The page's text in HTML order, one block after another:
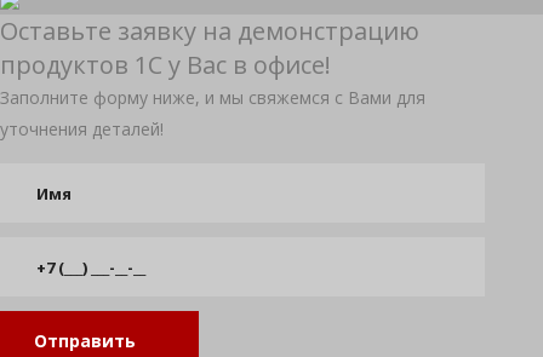
Оставьте заявку на демонстрацию
продуктов 1С у Вас в офисе!
Заполните форму ниже, и мы свяжемся с Вами для
уточнения деталей!
Отправить